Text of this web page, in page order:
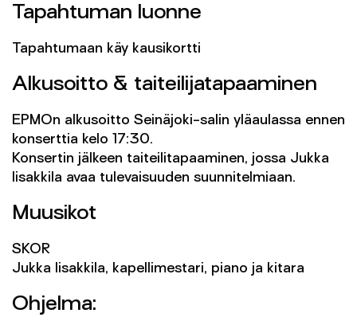
Tapahtuman luonne
Tapahtumaan käy kausikortti
Alkusoitto & taiteilijatapaaminen
EPMOn alkusoitto Seinäjoki-salin yläaulassa ennen
konserttia kelo 17:30.
Konsertin jälkeen taiteilitapaaminen, jossa Jukka
Iisakkila avaa tulevaisuuden suunnitelmiaan.
Muusikot
SKOR
Jukka Iisakkila, kapellimestari, piano ja kitara
Ohjelma: